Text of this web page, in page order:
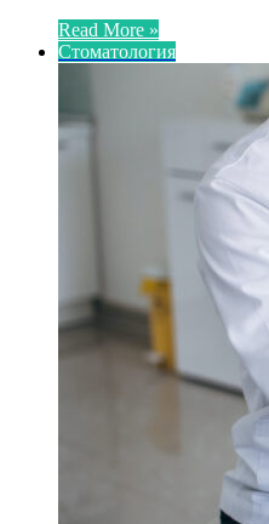
Read More »
Стоматология